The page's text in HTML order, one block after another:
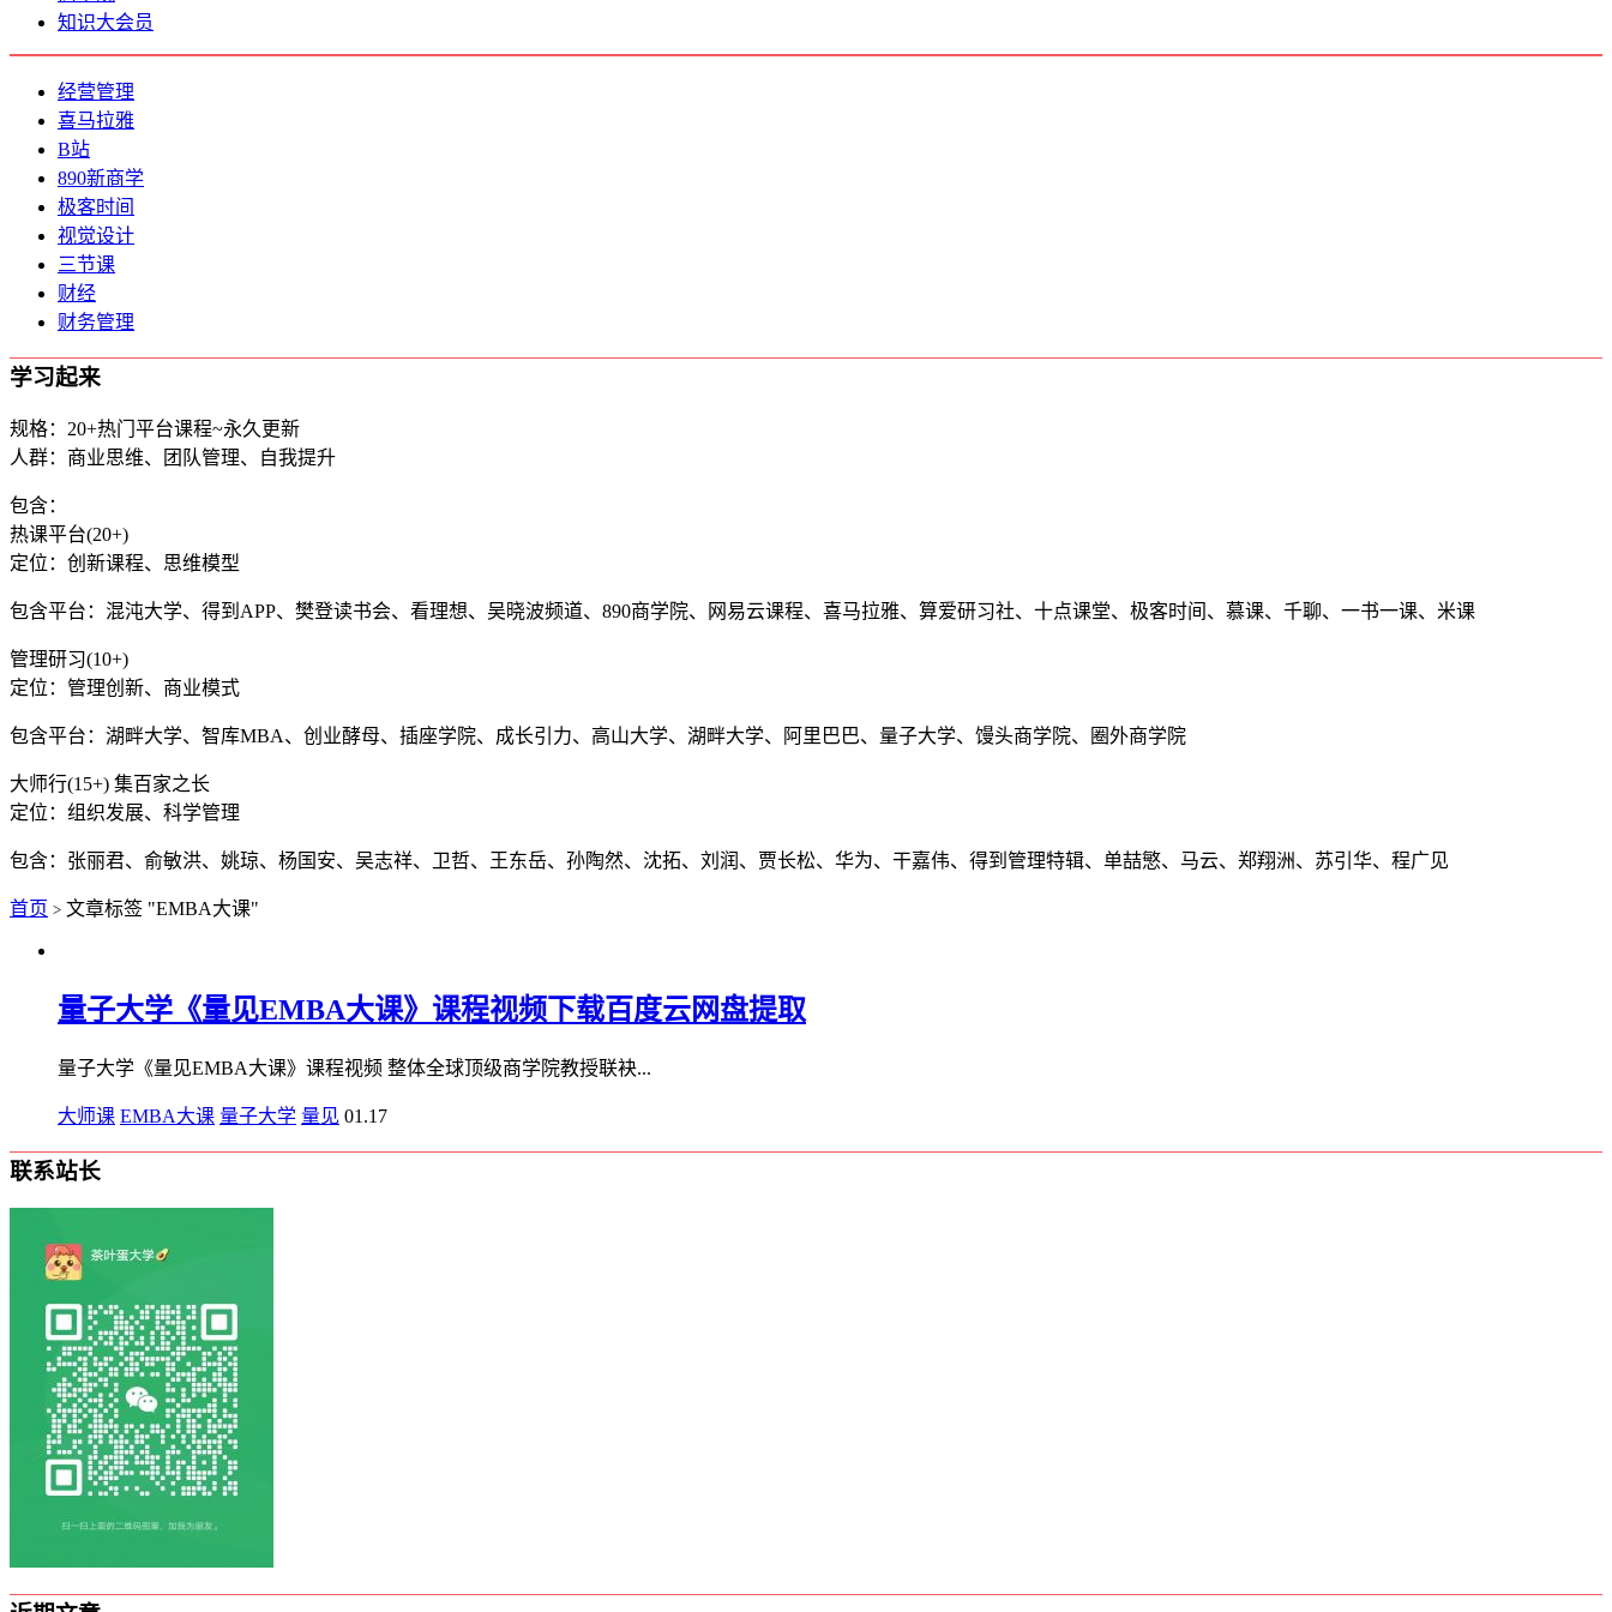
知识大会员
经营管理
喜马拉雅
B站
890新商学
极客时间
视觉设计
三节课
财经
财务管理
学习起来
规格：20+热门平台课程~永久更新
人群：商业思维、团队管理、自我提升
包含：
热课平台(20+)
定位：创新课程、思维模型
包含平台：混沌大学、得到APP、樊登读书会、看理想、吴晓波频道、890商学院、网易云课程、喜马拉雅、算爱研习社、十点课堂、极客时间、慕课、千聊、一书一课、米课
管理研习(10+)
定位：管理创新、商业模式
包含平台：湖畔大学、智库MBA、创业酵母、插座学院、成长引力、高山大学、湖畔大学、阿里巴巴、量子大学、馒头商学院、圈外商学院
大师行(15+) 集百家之长
定位：组织发展、科学管理
包含：张丽君、俞敏洪、姚琼、杨国安、吴志祥、卫哲、王东岳、孙陶然、沈拓、刘润、贾长松、华为、干嘉伟、得到管理特辑、单喆慜、马云、郑翔洲、苏引华、程广见
首页 > 文章标签 "EMBA大课"
量子大学《量见EMBA大课》课程视频下载百度云网盘提取
量子大学《量见EMBA大课》课程视频 整体全球顶级商学院教授联袂...
大师课 EMBA大课 量子大学 量见 01.17
联系站长